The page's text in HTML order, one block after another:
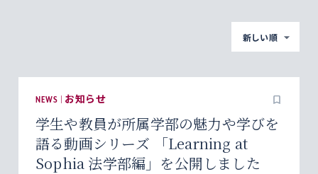
新しい順
NEWS | お知らせ
学生や教員が所属学部の魅力や学びを
語る動画シリーズ 「Learning at
Sophia 法学部編」を公開しました